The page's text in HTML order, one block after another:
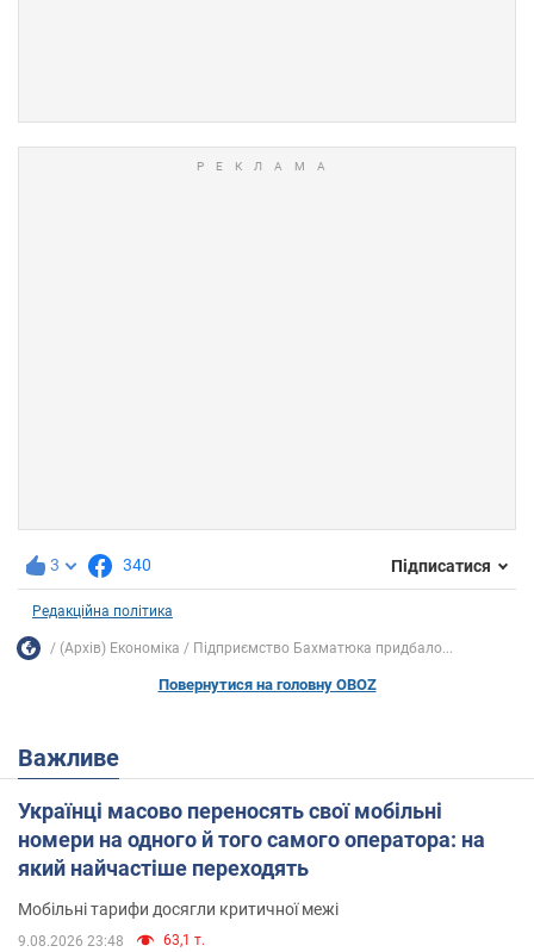
3 340 Підписатися
Редакційна політика
(Архів) Економіка Підприємство Бахматюка придбало...
Повернутися на головну OBOZ
Важливе
Українці масово переносять свої мобільні
номери на одного й того самого оператора: на
який найчастіше переходять
Мобільні тарифи досягли критичної межі
9.08.2026 23:48 63,1 т.